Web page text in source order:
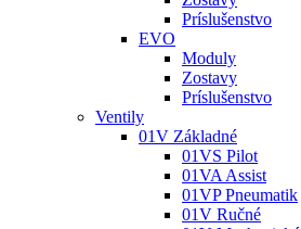
Príslušenstvo
EVO
Moduly
Zostavy
Príslušenstvo
Ventily
01V Základné
01VS Pilot
01VA Assist
01VP Pneumatik
01V Ručné